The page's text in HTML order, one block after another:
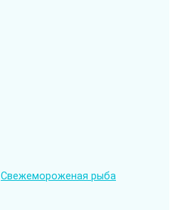
Свежемороженая рыба